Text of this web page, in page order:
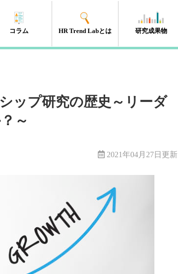
コラム HR Trend Labとは 研究成果物
ップ研究の歴史～リーダ
～
2021年04月27日更新